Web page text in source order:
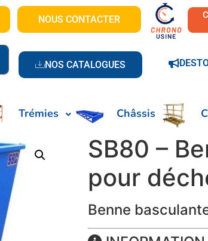
NOUS CONTACTER
NOS CATALOGUES
Trémies Châssis
SB80 –
pour
Benne